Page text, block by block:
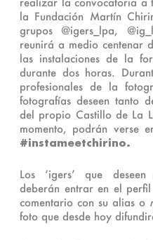
la Fundación Martín
grupos @igers_lpa,
reunirá a medio centenar
las instalaciones de la
durante dos horas.
profesionales de la
fotografías deseen tanto
del propio Castillo de La
momento, podrán verse
#instameetchirino.
Los ‘igers’ que
deberán entrar en el
comentario con su alias o
foto que desde hoy